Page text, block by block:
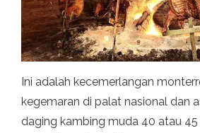
Ini adalah kecemerlangan
kegemaran di palat nasional dan
daging kambing muda 40 atau 45